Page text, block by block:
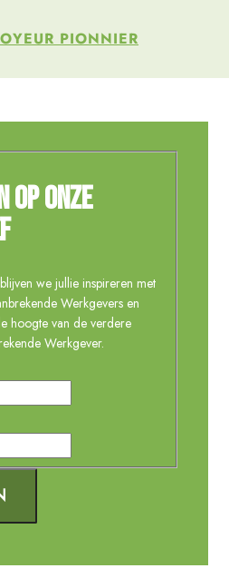
PIONNIER